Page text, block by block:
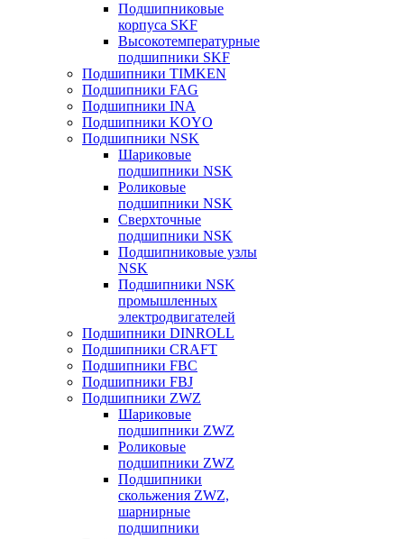
Подшипниковые
корпуса SKF
Высокотемпературные
подшипники SKF
Подшипники TIMKEN
Подшипники FAG
Подшипники INA
Подшипники KOYO
Подшипники NSK
Шариковые
подшипники NSK
Роликовые
подшипники NSK
Сверхточные
подшипники NSK
Подшипниковые узлы
NSK
Подшипники NSK
промышленных
электродвигателей
Подшипники DINROLL
Подшипники CRAFT
Подшипники FBC
Подшипники FBJ
Подшипники ZWZ
Шариковые
подшипники ZWZ
Роликовые
подшипники ZWZ
Подшипники
скольжения ZWZ,
шарнирные
подшипники